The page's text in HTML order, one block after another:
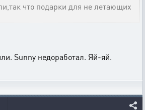
что подарки для не летающих
Sunny недоработал. Яй-яй.